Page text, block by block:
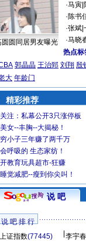
圆圆同居男友曝光
·马寅|
·陈书
·张斌|
·马晓
热点标
郭晶晶 王治郅 刘翔 殷
大 年龄门
精彩推荐
关注：私幕公开3只涨停板
美女--丰胸--大揭秘！
穷小子三年赚了两千万
会呼吸的 生态家纺！
开教育玩具超市-狂赚
睡觉减肥--瘦到你尖叫！
说 吧
说 吧 排 行
上证指数(77445) 李宇